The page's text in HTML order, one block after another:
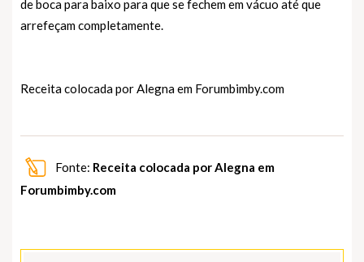
de boca para baixo para que se fechem em vácuo até que
arrefeçam completamente.
Receita colocada por Alegna em Forumbimby.com
Fonte: Receita colocada por Alegna em
Forumbimby.com